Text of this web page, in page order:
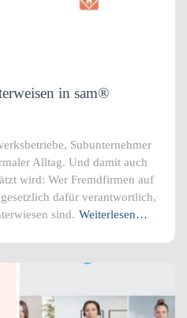
in sam®
Subunternehmer
Alltag. Und damit auch
wird: Wer Fremdfirmen auf
dafür verantwortlich,
sind. Weiterlesen…